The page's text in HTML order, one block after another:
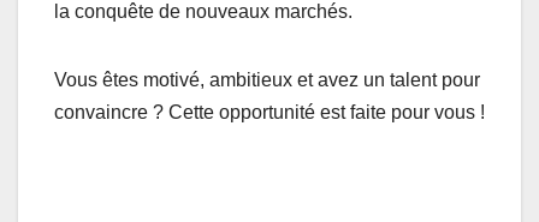
la conquête de nouveaux marchés.
Vous êtes motivé, ambitieux et avez un talent pour
convaincre ? Cette opportunité est faite pour vous !